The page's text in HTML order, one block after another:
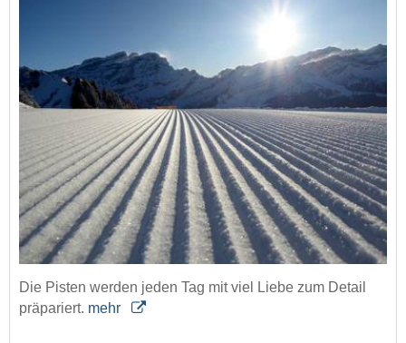
Die Pisten werden jeden Tag mit viel Liebe zum Detail
präpariert. mehr